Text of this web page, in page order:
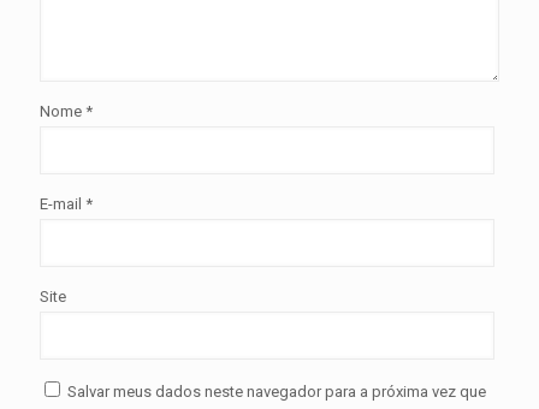
Nome *
E-mail *
Site
Salvar meus dados neste navegador para a próxima vez que